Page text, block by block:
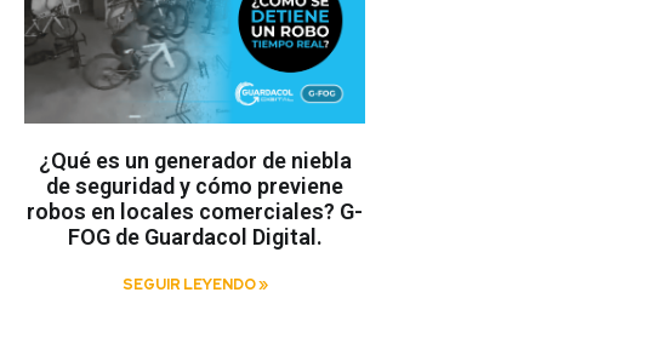
¿Qué es un generador de niebla
de seguridad y cómo previene
robos en locales comerciales? G-
FOG de Guardacol Digital.
SEGUIR LEYENDO »